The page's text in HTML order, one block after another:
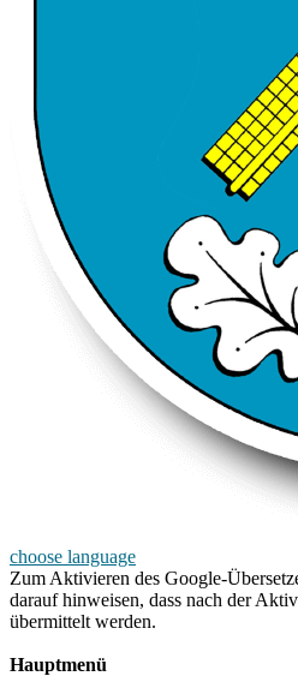
choose language
Zum Aktivieren des Google-
darauf hinweisen, dass nach der
übermittelt werden.
Hauptmenü